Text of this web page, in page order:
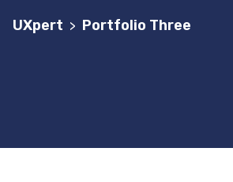
UXpert > Portfolio Three